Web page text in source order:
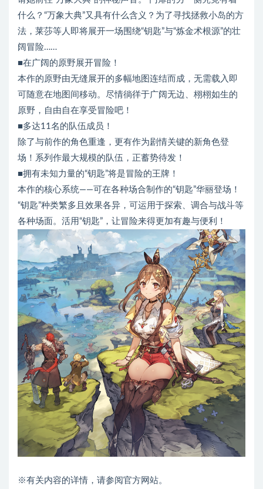
什么？“万象大典”又具有什么含义？为了寻找拯救小岛的方
法，莱莎等人即将展开一场围绕“钥匙”与“炼金术根源”的壮
阔冒险……
■在广阔的原野展开冒险！
本作的原野由无缝展开的多幅地图连结而成，无需载入即
可随意在地图间移动。尽情徜徉于广阔无边、栩栩如生的
原野，自由自在享受冒险吧！
■多达11名的队伍成员！
除了与前作的角色重逢，更有作为剧情关键的新角色登
场！系列作最大规模的队伍，正蓄势待发！
■拥有未知力量的“钥匙”将是冒险的王牌！
本作的核心系统——可在各种场合制作的“钥匙”华丽登场！
“钥匙”种类繁多且效果各异，可运用于探索、调合与战斗等
各种场面。活用“钥匙”，让冒险来得更加有趣与便利！
※有关内容的详情，请参阅官方网站。